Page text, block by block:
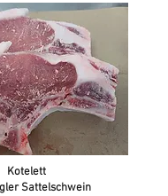
Kotelett
Sattelschwein